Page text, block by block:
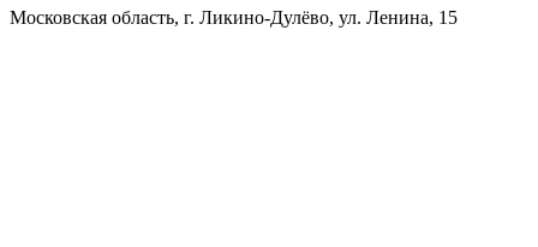
Московская область, г. Ликино-Дулёво, ул. Ленина, 15